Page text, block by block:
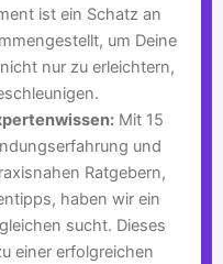
ist ein Schatz an
um Deine
nur zu erleichtern,
Mit 15
und
Ratgebern,
haben wir ein
sucht. Dieses
einer erfolgreichen